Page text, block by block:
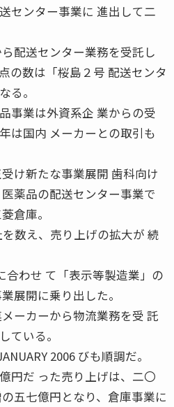
センター事業に 進出して二
配送センター業務を受託し
の数は「桜島２号 配送センタ
る。
事業は外資系企 業からの受
は国内 メーカーとの取引も
け新たな事業展開 歯科向け
薬品の配送センター事業で
倉庫。
数え、売り上げの拡大が 続
合わせ て「表示等製造業」の
展開に乗り出した。
ーカーから物流業務を受 託
ている。
2006 びも順調だ。
円だ った売り上げは、二〇
五七億円となり、倉庫事業に